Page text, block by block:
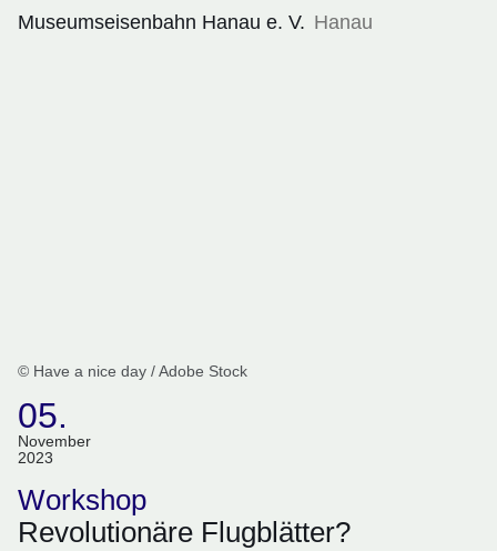
Museumseisenbahn Hanau e. V. Hanau
© Have a nice day / Adobe Stock
05.
November
2023
(Termin:
05.
November
Workshop
Revolutionäre Flugblätter?